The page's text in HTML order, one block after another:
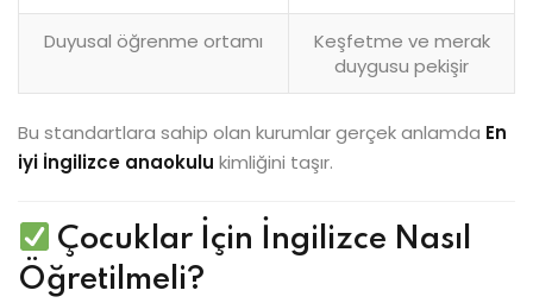
Duyusal öğrenme ortamı
Keşfetme ve merak
duygusu pekişir
Bu standartlara sahip olan kurumlar gerçek anlamda En
iyi İngilizce anaokulu kimliğini taşır.
Çocuklar İçin İngilizce Nasıl
Öğretilmeli?